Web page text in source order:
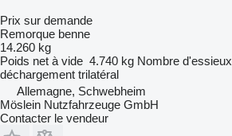
Prix sur demande
Remorque benne
14.260 kg
Poids net à vide 4.740 kg Nombre d'essieux
déchargement trilatéral
Allemagne, Schwebheim
Möslein Nutzfahrzeuge GmbH
Contacter le vendeur